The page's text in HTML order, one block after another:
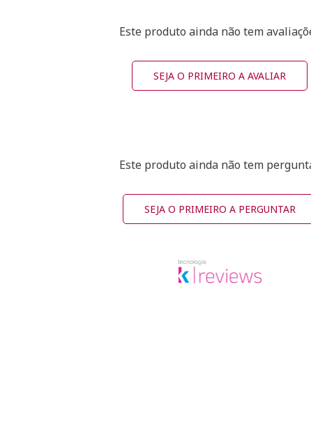
Este produto ainda não tem
SEJA O PRIMEIRO A AVALIAR
Este produto ainda não tem
SEJA O PRIMEIRO A PERGUNTAR